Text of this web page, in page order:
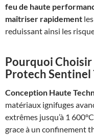
feu de haute
maîtriser rapidement
reduissant ainsi les
Pourquoi
Protech Sentinel
Conception Haute
matériaux ignifuges
extrêmes jusqu’à 1
grace à un confinement